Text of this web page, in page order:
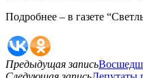
Подробнее – в газете
Предыдущая запись